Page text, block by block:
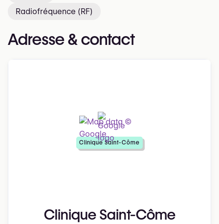
Radiofréquence (RF)
Adresse & contact
Clinique Saint-Côme
Clinique Saint-Côme